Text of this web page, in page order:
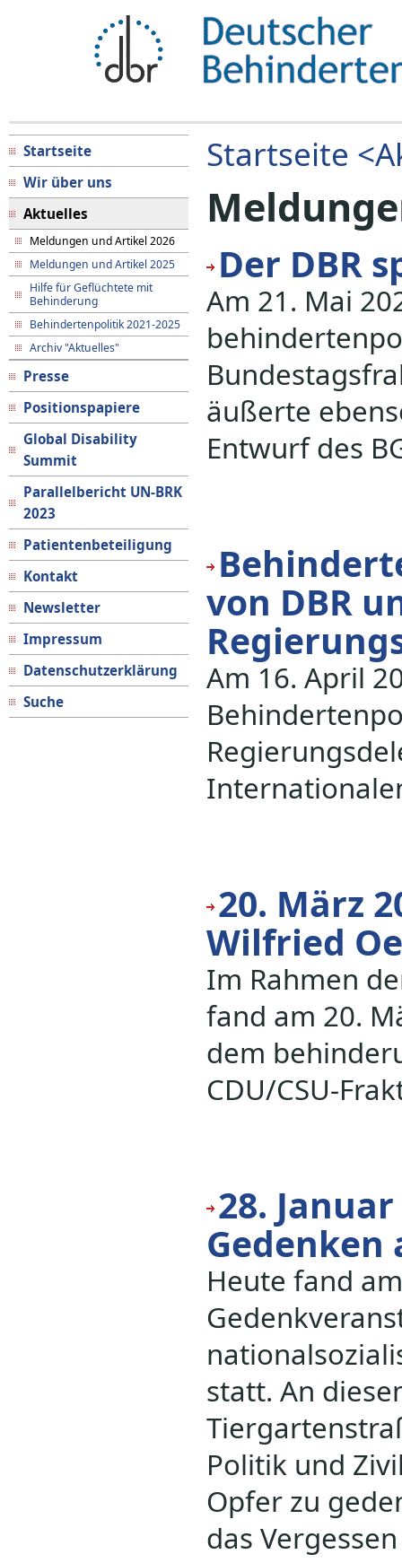
Startseite
Wir über uns
Aktuelles
Meldungen und Artikel 2026
Meldungen und Artikel 2025
Hilfe für Geflüchtete mit
Behinderung
Behindertenpolitik 2021-2025
Archiv "Aktuelles"
Presse
Positionspapiere
Global Disability
Summit
Parallelbericht UN-BRK
2023
Patientenbeteiligung
Kontakt
Newsletter
Impressum
Datenschutzerklärung
Suche
Startseite <
Der DBR
Am 21. Mai
äußerte
Entwurf des
von DBR
Am 16. April
20. März
Wilfried
Im Rahmen
fand am 20.
dem
CDU/CSU-
28.
Gedenken
Heute fand
statt. An
Politik und
Opfer zu
das